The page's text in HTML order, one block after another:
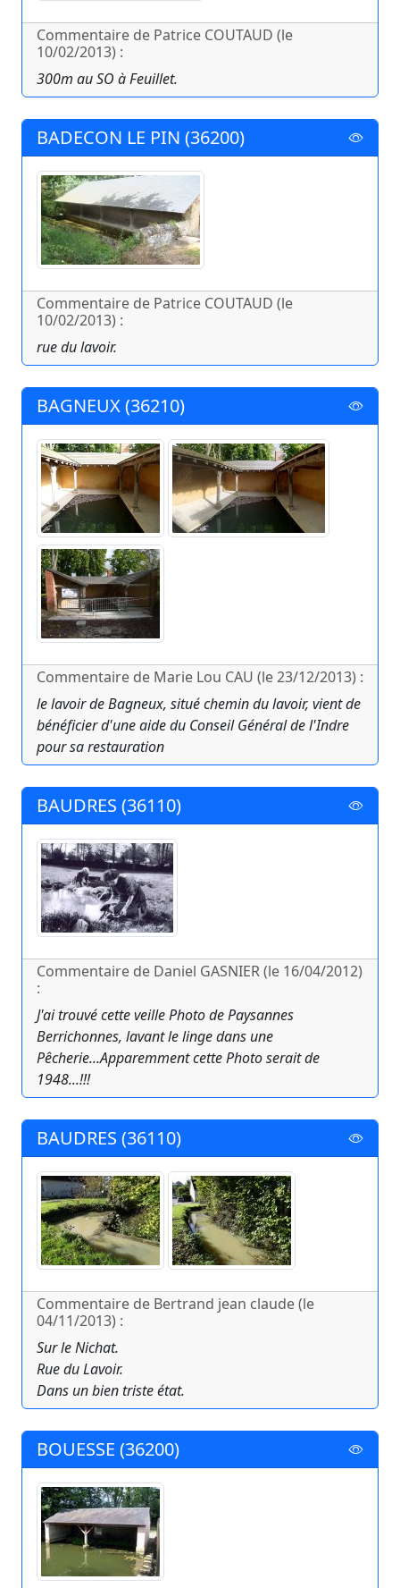
Commentaire de Patrice COUTAUD (le
10/02/2013) :
300m au SO à Feuillet.
BADECON LE PIN (36200)
Commentaire de Patrice COUTAUD (le
10/02/2013) :
rue du lavoir.
BAGNEUX (36210)
Commentaire de Marie Lou CAU (le 23/12/2013) :
le lavoir de Bagneux, situé chemin du lavoir, vient de
bénéficier d'une aide du Conseil Général de l'Indre
pour sa restauration
BAUDRES (36110)
Commentaire de Daniel GASNIER (le 16/04/2012)
:
J'ai trouvé cette veille Photo de Paysannes
Berrichonnes, lavant le linge dans une
Pêcherie...Apparemment cette Photo serait de
1948...!!!
BAUDRES (36110)
Commentaire de Bertrand jean claude (le
04/11/2013) :
Sur le Nichat.
Rue du Lavoir.
Dans un bien triste état.
BOUESSE (36200)